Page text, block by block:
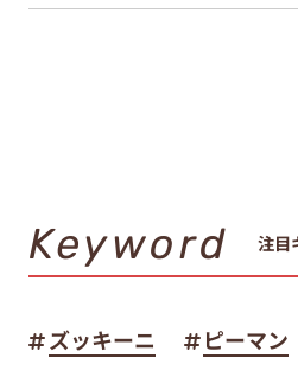
Keyword 注目
ズッキーニ ピーマン